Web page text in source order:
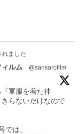
れました
ルム
@sansarofilm
軍服を着た神
らないだけなので
では、